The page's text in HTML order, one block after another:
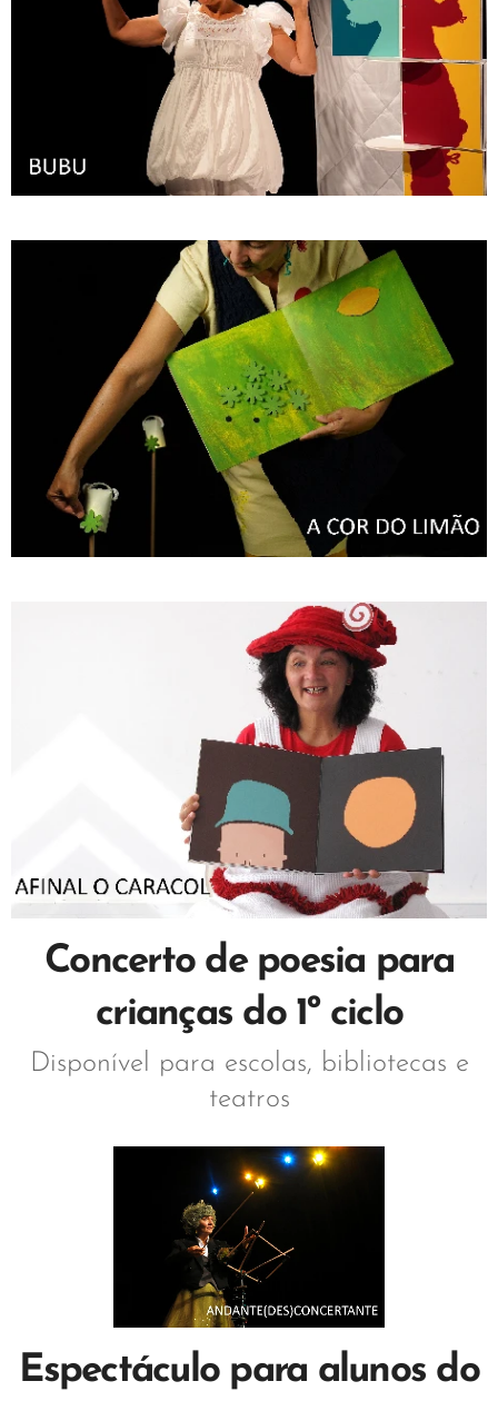
Concerto de poesia para
crianças do 1º ciclo
Disponível para escolas, bibliotecas e
teatros
Espectáculo para alunos do